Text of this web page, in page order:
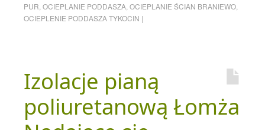
PUR OCIEPLANIE PODDASZA OCIEPLANIE ŚCIAN BRANIEWO
OCIEPLENIE PODDASZA TYKOCIN |
Izolacje pianą
poliuretanową Łomża